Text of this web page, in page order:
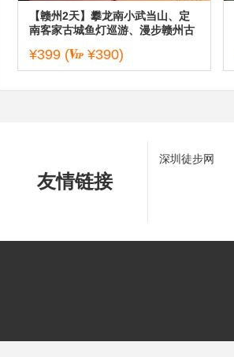
【赣州2天】攀龙南小武当山、定
南客家古城鱼灯巡游、漫步赣州古
¥399 ( ¥390)
友情链接
深圳徒步网